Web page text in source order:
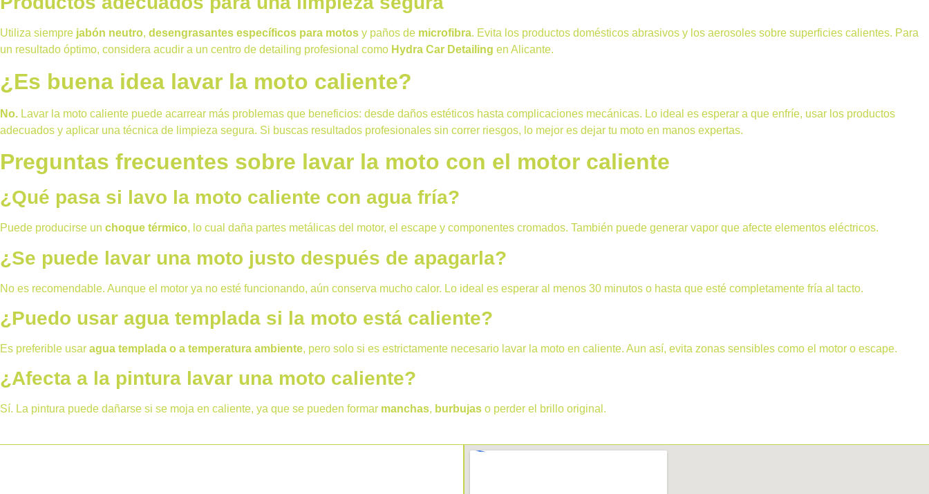
Utiliza siempre jabón neutro, desengrasantes específicos para motos y paños de microfibra. Evita los productos domésticos abrasivos y los aerosoles sobre superficies calientes. Para
un resultado óptimo, considera acudir a un centro de detailing profesional como Hydra Car Detailing en Alicante.
¿Es buena idea lavar la moto caliente?
No. Lavar la moto caliente puede acarrear más problemas que beneficios: desde daños estéticos hasta complicaciones mecánicas. Lo ideal es esperar a que enfríe, usar los productos
adecuados y aplicar una técnica de limpieza segura. Si buscas resultados profesionales sin correr riesgos, lo mejor es dejar tu moto en manos expertas.
Preguntas frecuentes sobre lavar la moto con el motor caliente
¿Qué pasa si lavo la moto caliente con agua fría?
Puede producirse un choque térmico, lo cual daña partes metálicas del motor, el escape y componentes cromados. También puede generar vapor que afecte elementos eléctricos.
¿Se puede lavar una moto justo después de apagarla?
No es recomendable. Aunque el motor ya no esté funcionando, aún conserva mucho calor. Lo ideal es esperar al menos 30 minutos o hasta que esté completamente fría al tacto.
¿Puedo usar agua templada si la moto está caliente?
Es preferible usar agua templada o a temperatura ambiente, pero solo si es estrictamente necesario lavar la moto en caliente. Aun así, evita zonas sensibles como el motor o escape.
¿Afecta a la pintura lavar una moto caliente?
Sí. La pintura puede dañarse si se moja en caliente, ya que se pueden formar manchas, burbujas o perder el brillo original.